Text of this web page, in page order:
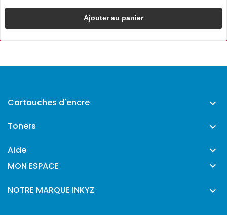
Ajouter au panier
Cartouches d'encre 
Toners 
Aide 
MON ESPACE 
NOTRE MARQUE INKYZ 